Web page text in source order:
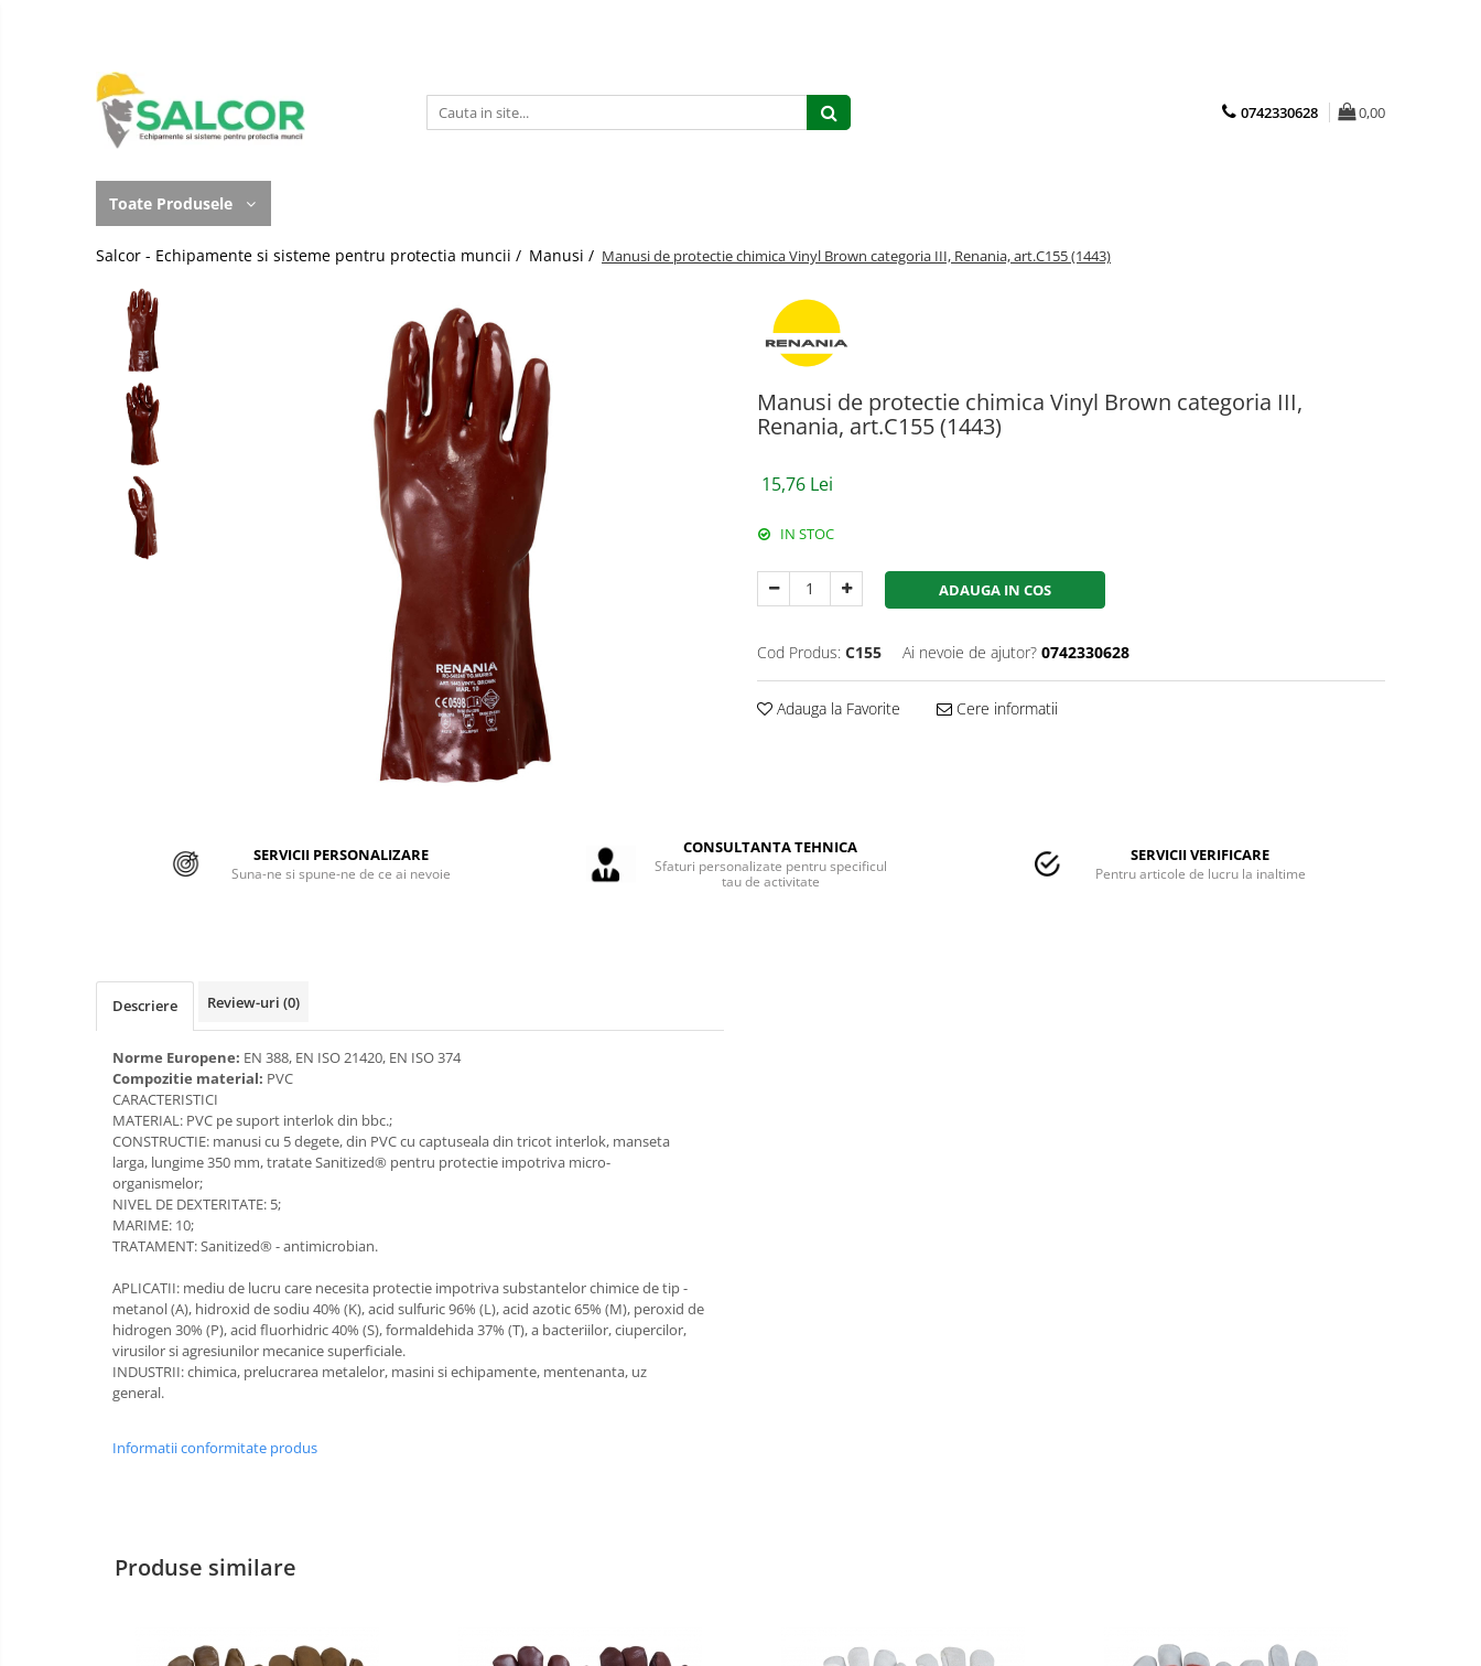
Toate Produsele
Imbracaminte
Articole unica folosinta
Costum-Salopeta
Halate de lucru
Imbracaminte Femei
Jachete de iarna
Jachete/Bluze Salopeta
Pantaloni cu pieptar
Accesorii alpinism utilitar
Mijloace de legatura
Opritoare de cadere
Puncte de ancorare
Incaltaminte
Pantofi de protectie
Sandale de protectie
Bocanci de protectie
Incaltaminte ESD
Protectie Respiratorie
0742330628 0,00
Toate Produsele
Salcor - Echipamente si sisteme pentru protectia muncii / Manusi / Manusi de protectie chimica Vinyl Brown categoria III, Renania, art.C155 (1443)
Manusi de protectie chimica Vinyl Brown categoria III,
Renania, art.C155 (1443)
15,76 Lei
IN STOC
ADAUGA IN COS
Cod Produs: C155 Ai nevoie de ajutor? 0742330628
Adauga la Favorite Cere informatii
SERVICII PERSONALIZARE
Suna-ne si spune-ne de ce ai nevoie
CONSULTANTA TEHNICA
Sfaturi personalizate pentru specificul
tau de activitate
SERVICII VERIFICARE
Pentru articole de lucru la inaltime
Descriere Review-uri (0)
Norme Europene: EN 388, EN ISO 21420, EN ISO 374
Compozitie material: PVC
CARACTERISTICI
MATERIAL: PVC pe suport interlok din bbc.;
CONSTRUCTIE: manusi cu 5 degete, din PVC cu captuseala din tricot interlok, manseta
larga, lungime 350 mm, tratate Sanitized® pentru protectie impotriva micro-
organismelor;
NIVEL DE DEXTERITATE: 5;
MARIME: 10;
TRATAMENT: Sanitized® - antimicrobian.
APLICATII: mediu de lucru care necesita protectie impotriva substantelor chimice de tip -
metanol (A), hidroxid de sodiu 40% (K), acid sulfuric 96% (L), acid azotic 65% (M), peroxid de
hidrogen 30% (P), acid fluorhidric 40% (S), formaldehida 37% (T), a bacteriilor, ciupercilor,
virusilor si agresiunilor mecanice superficiale.
INDUSTRII: chimica, prelucrarea metalelor, masini si echipamente, mentenanta, uz
general.
Informatii conformitate produs
Produse similare